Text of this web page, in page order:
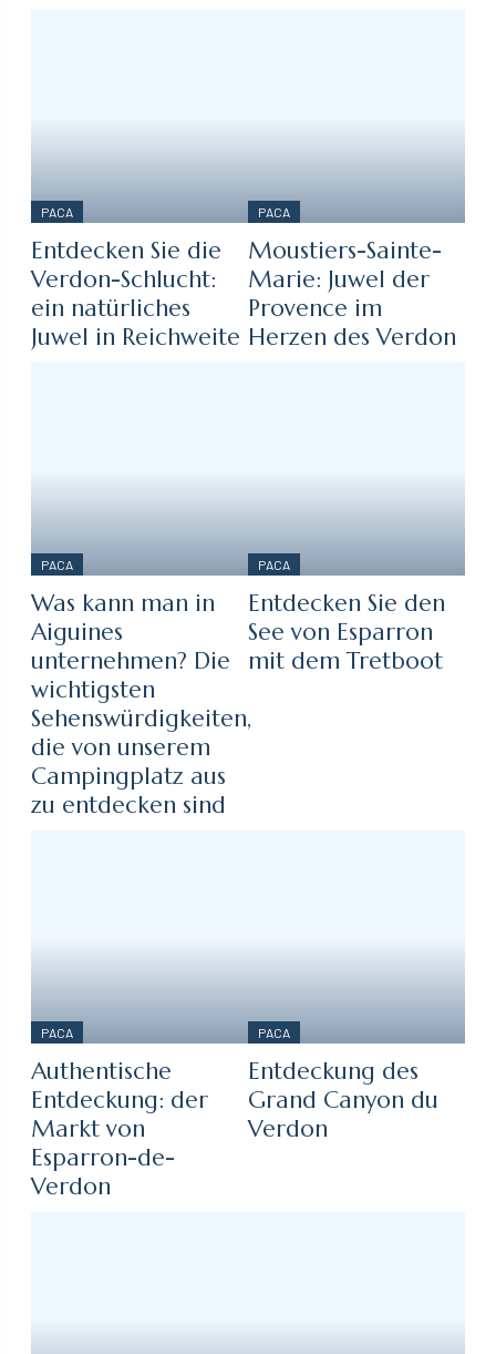
PACA
Entdecken Sie die
Verdon-Schlucht:
ein natürliches
Juwel in Reichweite
PACA
Moustiers-Sainte-
Marie: Juwel der
Provence im
Herzen des Verdon
PACA
Was kann man in
Aiguines
unternehmen? Die
wichtigsten
Sehenswürdigkeiten,
die von unserem
Campingplatz aus
zu entdecken sind
PACA
Entdecken Sie den
See von Esparron
mit dem Tretboot
PACA
Authentische
Entdeckung: der
Markt von
Esparron-de-
Verdon
PACA
Entdeckung des
Grand Canyon du
Verdon